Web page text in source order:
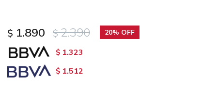
$ 1.890 $ 2.390 20
$ 1.323
$ 1.512